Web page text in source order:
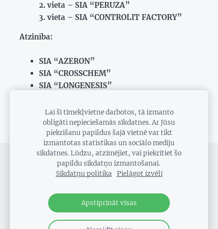
vieta – SIA “PERUZA”
vieta – SIA “CONTROLIT FACTORY”
Atzinība:
SIA “AZERON”
SIA “CROSSCHEM”
SIA “LONGENESIS”
SIA “VIZULO”
SĪKDATNES
Copyright 2025 EIB LIAA
Lai šī tīmekļvietne darbotos, tā izmanto
obligāti nepieciešamās sīkdatnes. Ar Jūsu
piekrišanu papildus šajā vietnē var tikt
izmantotas statistikas un sociālo mediju
sīkdatnes. Lūdzu, atzīmējiet, vai piekrītiet šo
papildu sīkdatņu izmantošanai.
Sīkdatņu politika
Pielāgot izvēli
Apstiprināt visas